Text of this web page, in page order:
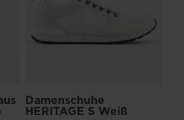
Damenschuhe
HERITAGE S Weiß